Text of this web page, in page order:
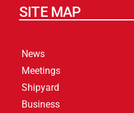
SITE MAP
News
Meetings
Shipyard
Business